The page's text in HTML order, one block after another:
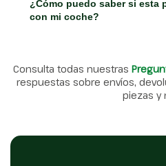
¿Cómo puedo saber si esta
con mi coche?
Consulta todas nuestras
respuestas sobre envíos,
piezas y